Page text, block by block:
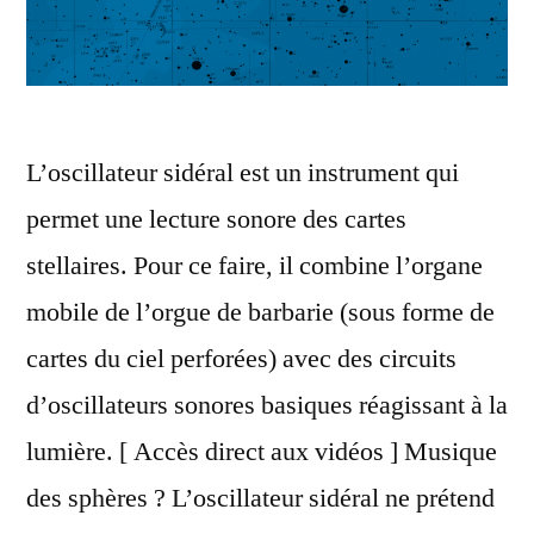
L’oscillateur sidéral est un instrument qui
permet une lecture sonore des cartes
stellaires. Pour ce faire, il combine l’organe
mobile de l’orgue de barbarie (sous forme de
cartes du ciel perforées) avec des circuits
d’oscillateurs sonores basiques réagissant à la
lumière. [ Accès direct aux vidéos ] Musique
des sphères ? L’oscillateur sidéral ne prétend